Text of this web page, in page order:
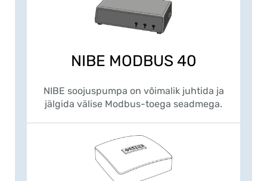
NIBE MODBUS 40
NIBE soojuspumpa on võimalik juhtida ja
jälgida välise Modbus-toega seadmega.